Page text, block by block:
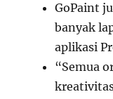
GoPaint
banyak
aplikasi
“Semua